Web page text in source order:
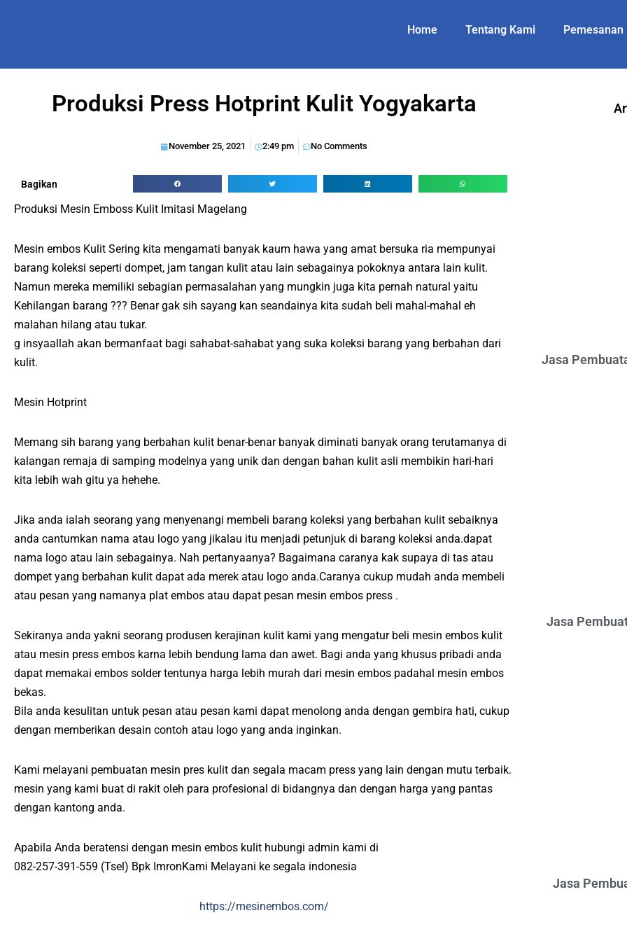
Home Tentang Kami Pemesanan
Produksi Press Hotprint Kulit Yogyakarta
November 25, 2021 2:49 pm No Comments
Bagikan
Produksi Mesin Emboss Kulit Imitasi Magelang
Mesin embos Kulit Sering kita mengamati banyak kaum hawa yang amat bersuka ria mempunyai
barang koleksi seperti dompet, jam tangan kulit atau lain sebagainya pokoknya antara lain kulit.
Namun mereka memiliki sebagian permasalahan yang mungkin juga kita pernah natural yaitu
Kehilangan barang ??? Benar gak sih sayang kan seandainya kita sudah beli mahal-mahal eh
malahan hilang atau tukar.
g insyaallah akan bermanfaat bagi sahabat-sahabat yang suka koleksi barang yang berbahan dari
kulit.
Mesin Hotprint
Memang sih barang yang berbahan kulit benar-benar banyak diminati banyak orang terutamanya di
kalangan remaja di samping modelnya yang unik dan dengan bahan kulit asli membikin hari-hari
kita lebih wah gitu ya hehehe.
Jika anda ialah seorang yang menyenangi membeli barang koleksi yang berbahan kulit sebaiknya
anda cantumkan nama atau logo yang jikalau itu menjadi petunjuk di barang koleksi anda.dapat
nama logo atau lain sebagainya. Nah pertanyaanya? Bagaimana caranya kak supaya di tas atau
dompet yang berbahan kulit dapat ada merek atau logo anda.Caranya cukup mudah anda membeli
atau pesan yang namanya plat embos atau dapat pesan mesin embos press .
Sekiranya anda yakni seorang produsen kerajinan kulit kami yang mengatur beli mesin embos kulit
atau mesin press embos karna lebih bendung lama dan awet. Bagi anda yang khusus pribadi anda
dapat memakai embos solder tentunya harga lebih murah dari mesin embos padahal mesin embos
bekas.
Bila anda kesulitan untuk pesan atau pesan kami dapat menolong anda dengan gembira hati, cukup
dengan memberikan desain contoh atau logo yang anda inginkan.
Kami melayani pembuatan mesin pres kulit dan segala macam press yang lain dengan mutu terbaik.
mesin yang kami buat di rakit oleh para profesional di bidangnya dan dengan harga yang pantas
dengan kantong anda.
Apabila Anda beratensi dengan mesin embos kulit hubungi admin kami di
082-257-391-559 (Tsel) Bpk ImronKami Melayani ke segala indonesia
https://mesinembos.com/
Jasa
Jasa
Jasa